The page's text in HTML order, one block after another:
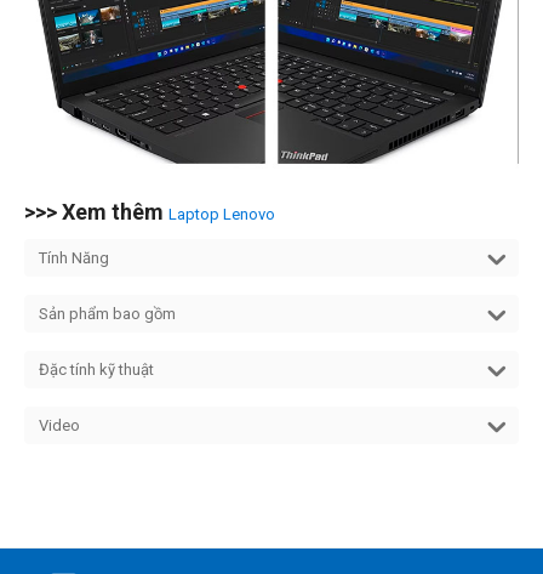
>>> Xem thêm Laptop Lenovo
Tính Năng
Sản phẩm bao gồm
Đặc tính kỹ thuật
Video